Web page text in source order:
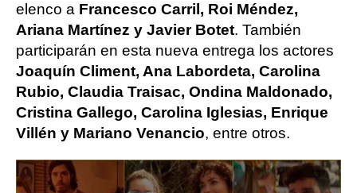
elenco a Francesco Carril, Roi Méndez,
Ariana Martínez y Javier Botet. También
participarán en esta nueva entrega los actores
Joaquín Climent, Ana Labordeta, Carolina
Rubio, Claudia Traisac, Ondina Maldonado,
Cristina Gallego, Carolina Iglesias, Enrique
Villén y Mariano Venancio, entre otros.